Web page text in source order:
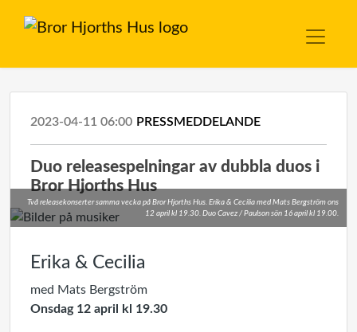
2023-04-11 06:00 PRESSMEDDELANDE
Duo releasespelningar av dubbla duos i
Bror Hjorths Hus
Två releasekonserter samma vecka på Bror Hjorths Hus. Erika & Cecilia med Mats Bergström ons
12 april kl 19.30. Duo Cavez / Paulson sön 16 april kl 19.00.
Erika & Cecilia
med Mats Bergström
Onsdag 12 april kl 19.30